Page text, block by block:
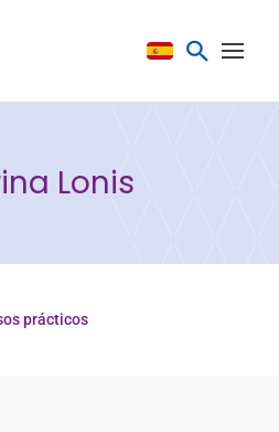
Lonis
prácticos